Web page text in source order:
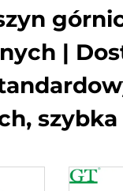
|
szybka